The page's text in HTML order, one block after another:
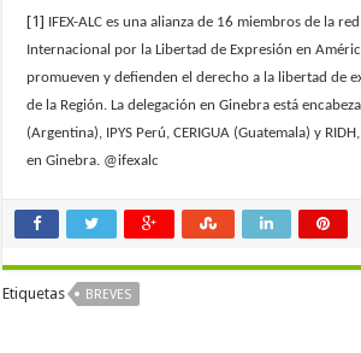
[1] IFEX-ALC es una alianza de 16 miembros de la
Internacional por la Libertad de Expresión en
promueven y defienden el derecho a la libertad de
de la Región. La delegación en Ginebra está
(Argentina), IPYS Perú, CERIGUA (Guatemala) y
en Ginebra. @ifexalc
Etiquetas BREVES